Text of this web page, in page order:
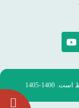
1405